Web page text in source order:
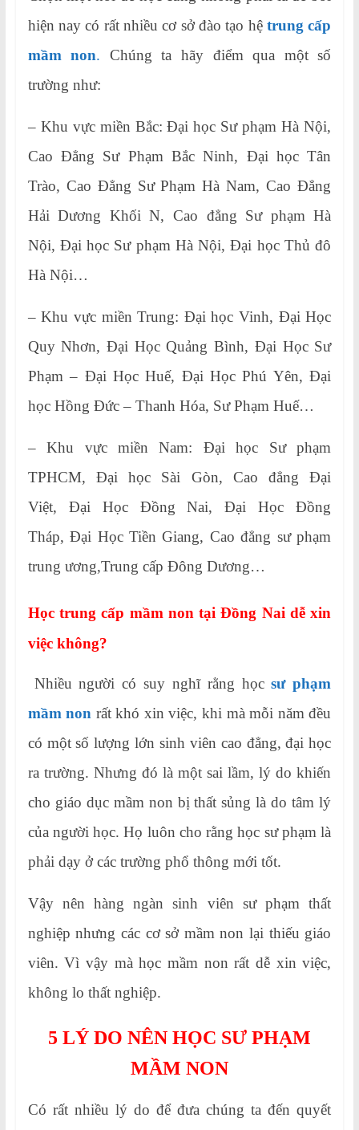
hiện nay có rất nhiều cơ sở đào tạo hệ trung cấp
mầm non. Chúng ta hãy điểm qua một số
trường như:
– Khu vực miền Bắc: Đại học Sư phạm Hà Nội,
Cao Đẳng Sư Phạm Bắc Ninh, Đại học Tân
Trào, Cao Đẳng Sư Phạm Hà Nam, Cao Đẳng
Hải Dương Khối N, Cao đẳng Sư phạm Hà
Nội, Đại học Sư phạm Hà Nội, Đại học Thủ đô
Hà Nội…
– Khu vực miền Trung: Đại học Vinh, Đại Học
Quy Nhơn, Đại Học Quảng Bình, Đại Học Sư
Phạm – Đại Học Huế, Đại Học Phú Yên, Đại
học Hồng Đức – Thanh Hóa, Sư Phạm Huế…
– Khu vực miền Nam: Đại học Sư phạm
TPHCM, Đại học Sài Gòn, Cao đẳng Đại
Việt, Đại Học Đồng Nai, Đại Học Đồng
Tháp, Đại Học Tiền Giang, Cao đẳng sư phạm
trung ương,Trung cấp Đông Dương…
Học trung cấp mầm non tại Đồng Nai dễ xin
việc không?
Nhiều người có suy nghĩ rằng họcsư phạm
mầm non rất khó xin việc, khi mà mỗi năm đều
có một số lượng lớn sinh viên cao đẳng, đại học
ra trường. Nhưng đó là một sai lầm, lý do khiến
cho giáo dục mầm non bị thất sủng là do tâm lý
của người học. Họ luôn cho rằng học sư phạm là
phải dạy ở các trường phổ thông mới tốt.
Vậy nên hàng ngàn sinh viên sư phạm thất
nghiệp nhưng các cơ sở mầm non lại thiếu giáo
viên. Vì vậy mà học mầm non rất dễ xin việc,
không lo thất nghiệp.
5 LÝ DO NÊN HỌC SƯ PHẠM
MẦM NON
Có rất nhiều lý do để đưa chúng ta đến quyết